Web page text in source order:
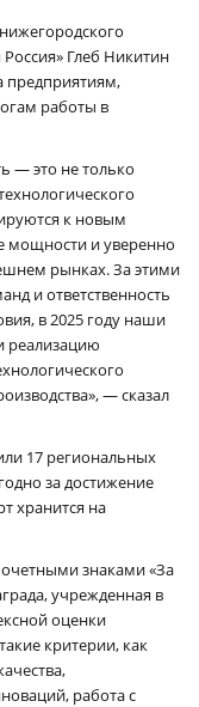
Глеб Никитин
предприятиям,
работы в
— это не только
к новым
мощности и уверенно
рынках. За этими
и ответственность
в 2025 году наши
реализацию
— сказал
17 региональных
за достижение
хранится на
знаками «За
учрежденная в
оценки
критерии, как
работа с